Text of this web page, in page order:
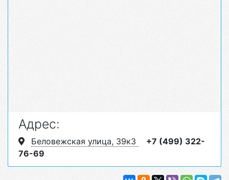
Адрес:
Беловежская улица, 39к3
+7 (499) 322-
76-69